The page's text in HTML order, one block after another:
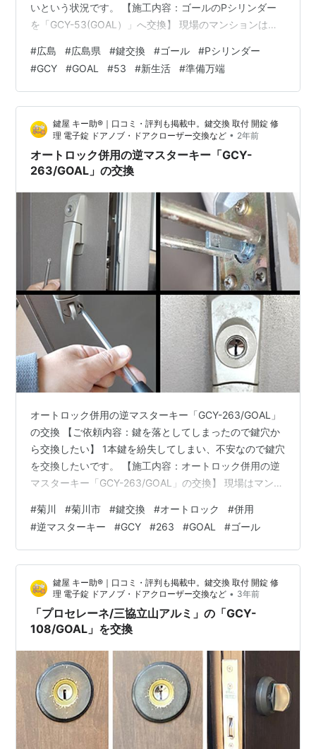
いという状況です。 【施工内容：ゴールのPシリンダー
を「GCY-53(GOAL）」へ交換】 現場のマンションは、
ダーは各部屋ばらばらでした。 なお、お客様のお部屋は
LX錠前で刻みキーのPシリンダー(GOAL)であり、シリン
ダーはシルバー色でしたが、レバーハンドルやサムター
ンはブロンズ色でした。 おそらく前の入居者様が交換さ
れたのでしょう。 お客様は「とにかく一番安いものであ
ればな…
#広島 #広島県 #鍵交換 #ゴール #Pシリンダー
#GCY #GOAL #53 #新生活 #準備万端
鍵屋 キー助®｜口コミ・評判も掲載中。鍵交換 取付 開錠 修
理 電子錠 ドアノブ・ドアクローザー交換など • 2年前
オートロック併用の逆マスターキー「GCY-
263/GOAL」の交換
オートロック併用の逆マスターキー「GCY-263/GOAL」
の交換 【ご依頼内容：鍵を落としてしまったので鍵穴か
ら交換したい】 1本鍵を紛失してしまい、不安なので鍵穴
を交換したいです。 【施工内容：オートロック併用の逆
マスターキー「GCY-263/GOAL」の交換】 現場はマンシ
ります。オートロック併用の鍵にする場合、鍵シリンダ
ーから組み直さなければならない為、1ヶ月弱のお時間が
かかりますが、この旨をお伝えした上で「逆マスターキ
ー」にてご成約となりました。 鍵シリンダー(GCY-
263/GOAL)を発注して再訪問のうえ作業に入り、留め具
を外して…
#菊川 #菊川市 #鍵交換 #オートロック #併用
#逆マスターキー #GCY #263 #GOAL #ゴール
鍵屋 キー助®｜口コミ・評判も掲載中。鍵交換 取付 開錠 修
理 電子錠 ドアノブ・ドアクローザー交換など • 3年前
「プロセレーネ/三協立山アルミ」の「GCY-
108/GOAL」を交換